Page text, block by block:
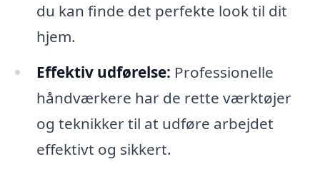
du kan finde det perfekte look til dit
hjem.
Effektiv udførelse: Professionelle
håndværkere har de rette værktøjer
og teknikker til at udføre arbejdet
effektivt og sikkert.